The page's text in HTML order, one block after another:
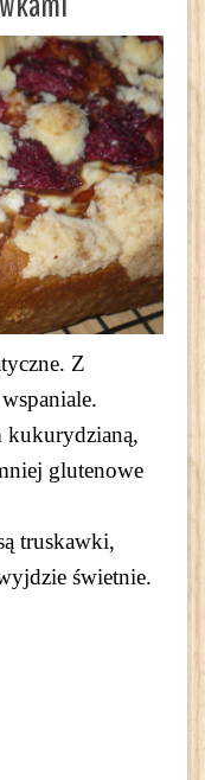
Z
kukurydzianą,
glutenowe
truskawki,
świetnie.